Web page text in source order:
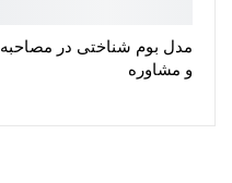
مدل بوم شناختی در مصاحبه
و مشاوره